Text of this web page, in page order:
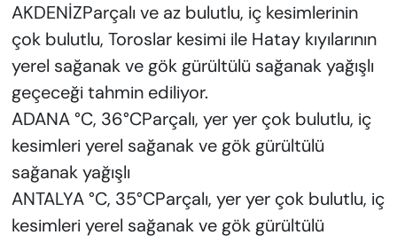
AKDENİZParçalı ve az bulutlu, iç kesimlerinin
çok bulutlu, Toroslar kesimi ile Hatay kıyılarının
yerel sağanak ve gök gürültülü sağanak yağışlı
geçeceği tahmin ediliyor.
ADANA °C, 36°CParçalı, yer yer çok bulutlu, iç
kesimleri yerel sağanak ve gök gürültülü
sağanak yağışlı
ANTALYA °C, 35°CParçalı, yer yer çok bulutlu, iç
kesimleri yerel sağanak ve gök gürültülü